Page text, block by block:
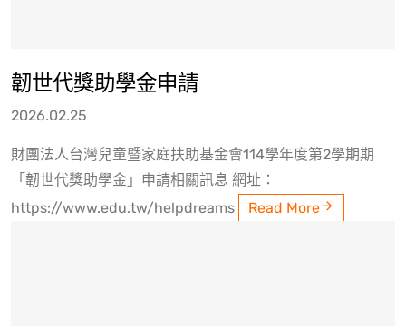
韌世代獎助學金申請
2026.02.25
財團法人台灣兒童暨家庭扶助基金會114學年度第2學期期
「韌世代獎助學金」申請相關訊息 網址：
https://www.edu.tw/helpdreams
Read More